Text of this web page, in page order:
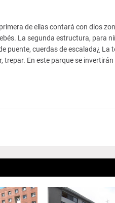
de ellas contará con dios
La segunda estructura, para
puente, cuerdas de escalada¿ La
En este parque se